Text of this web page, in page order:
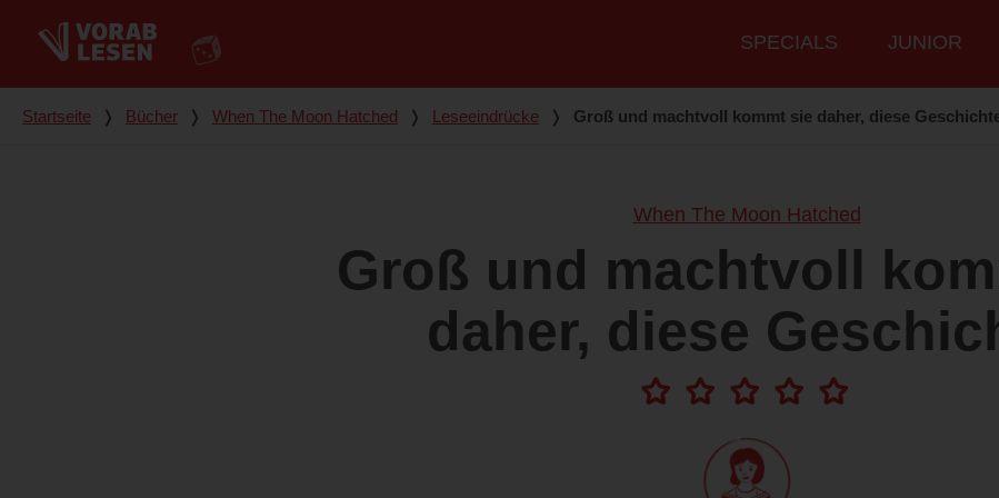
Hauptmenü
SPECIALS JUNIOR
Du bist hier
Startseite ❭ Bücher ❭ When The Moon Hatched ❭ Leseeindrücke ❭ Groß und machtvoll kommt sie daher, diese
When The Moon Hatched
Groß und machtvoll
daher, diese